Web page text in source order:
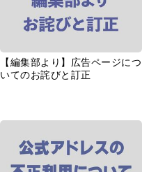
【編集部より】広告ページにつ
いてのお詫びと訂正